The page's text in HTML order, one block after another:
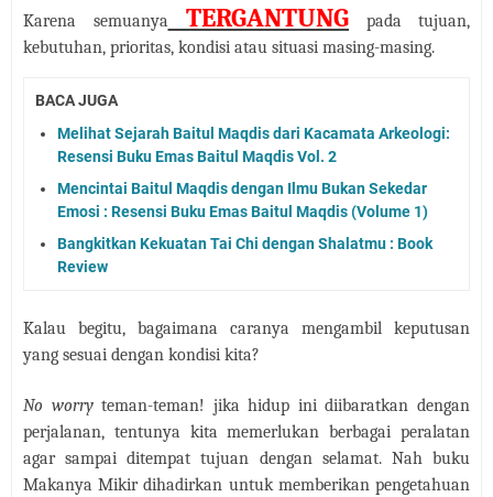
Karena semuanya TERGANTUNG
pada tujuan,
kebutuhan, prioritas, kondisi atau situasi masing-masing.
BACA JUGA
Melihat Sejarah Baitul Maqdis dari Kacamata Arkeologi:
Resensi Buku Emas Baitul Maqdis Vol. 2
Mencintai Baitul Maqdis dengan Ilmu Bukan Sekedar
Emosi : Resensi Buku Emas Baitul Maqdis (Volume 1)
Bangkitkan Kekuatan Tai Chi dengan Shalatmu : Book
Review
Kalau begitu, bagaimana caranya mengambil keputusan
yang sesuai dengan kondisi kita?
No worryteman-teman! jika hidup ini diibaratkan dengan
perjalanan, tentunya kita memerlukan berbagai peralatan
agar sampai ditempat tujuan dengan selamat. Nah buku
Makanya Mikir dihadirkan untuk memberikan pengetahuan